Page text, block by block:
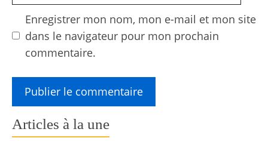
Enregistrer mon nom, mon e-mail et mon site
dans le navigateur pour mon prochain
commentaire.
Articles à la une